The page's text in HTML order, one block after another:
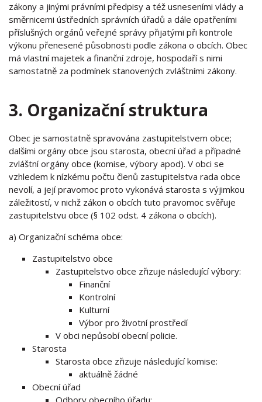
zákony a jinými právními předpisy a též usneseními vlády a
směrnicemi ústředních správních úřadů a dále opatřeními
příslušných orgánů veřejné správy přijatými při kontrole
výkonu přenesené působnosti podle zákona o obcích. Obec
má vlastní majetek a finanční zdroje, hospodaří s nimi
samostatně za podmínek stanovených zvláštními zákony.
3. Organizační struktura
Obec je samostatně spravována zastupitelstvem obce;
dalšími orgány obce jsou starosta, obecní úřad a případné
zvláštní orgány obce (komise, výbory apod). V obci se
vzhledem k nízkému počtu členů zastupitelstva rada obce
nevolí, a její pravomoc proto vykonává starosta s výjimkou
záležitostí, v nichž zákon o obcích tuto pravomoc svěřuje
zastupitelstvu obce (§ 102 odst. 4 zákona o obcích).
a) Organizační schéma obce:
Zastupitelstvo obce
Zastupitelstvo obce zřizuje následující výbory:
Finanční
Kontrolní
Kulturní
Výbor pro životní prostředí
V obci nepůsobí obecní policie.
Starosta
Starosta obce zřizuje následující komise:
aktuálně žádné
Obecní úřad
Odbory obecního úřadu: